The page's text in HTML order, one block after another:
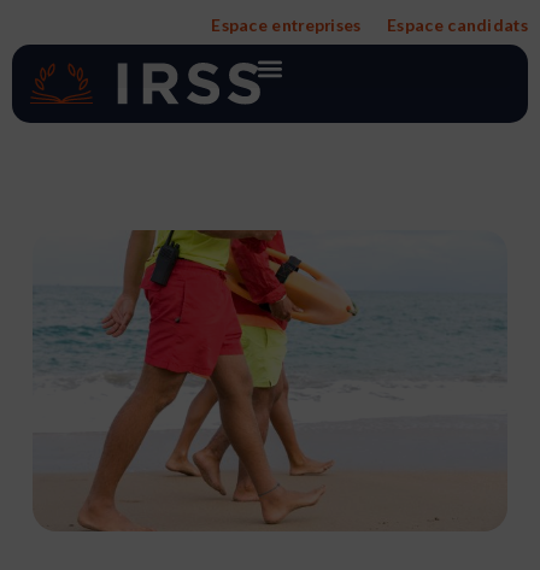
contenu
Espace entreprises Espace candidats